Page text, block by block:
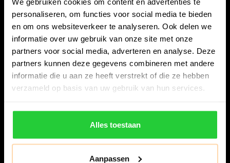
personaliseren, om functies voor social media te bieden
en om ons websiteverkeer te analyseren. Ook delen we
informatie over uw gebruik van onze site met onze
partners voor social media, adverteren en analyse. Deze
partners kunnen deze gegevens combineren met andere
informatie die u aan ze heeft verstrekt of die ze hebben
verzameld op basis van uw gebruik van hun services.
Alles toestaan
Aanpassen
Bespanracket.nl is dé racketspecialist van Lelystad en
omstreken.
8224 AA Lelystad
06-57276080